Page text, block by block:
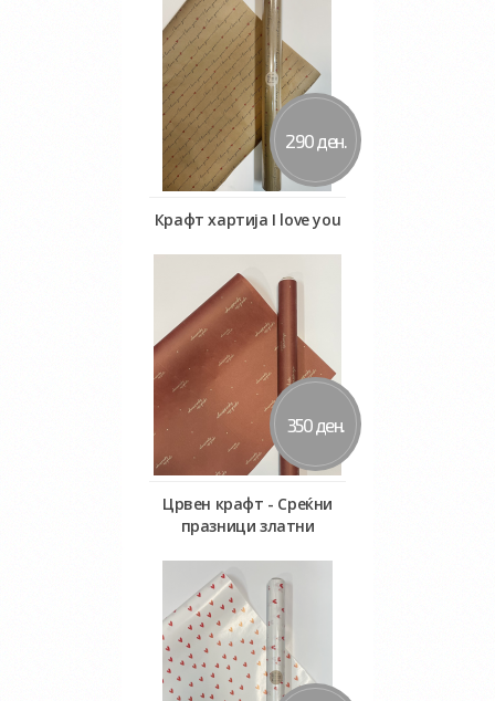
290 ден.
Крафт хартија I love you
350 ден.
Црвен крафт - Среќни
празници златни
Во кошничка